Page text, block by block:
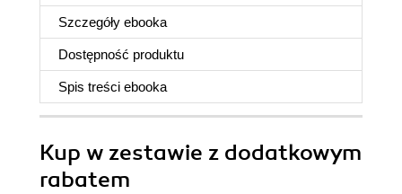
Szczegóły ebooka
Dostępność produktu
Spis treści ebooka
Kup w zestawie z dodatkowym
rabatem